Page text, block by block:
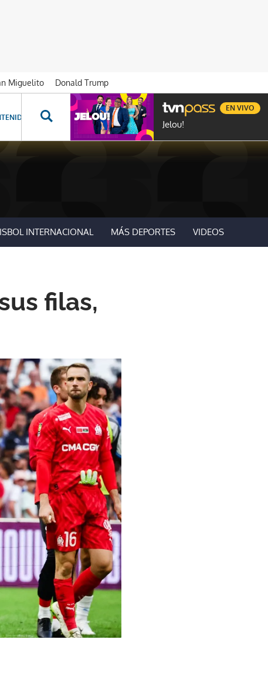
Miguelito
Donald Trump
ESPECIALES NOVELAS PROGRAMAS GENTE TVN
Jelou!
EN VIVO
INTERNACIONAL MÁS DEPORTES VIDEOS
filas,